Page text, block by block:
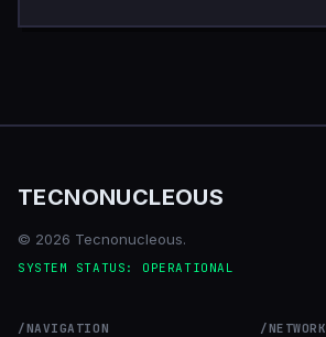
TECNONUCLEOUS
© 2026 Tecnonucleous.
SYSTEM STATUS: OPERATIONAL
/NAVIGATION /NETWORK